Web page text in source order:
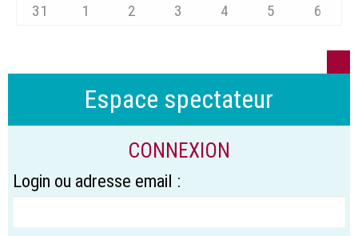
31
1 2 3 4 5 6
Espace spectateur
CONNEXION
Login ou adresse email :